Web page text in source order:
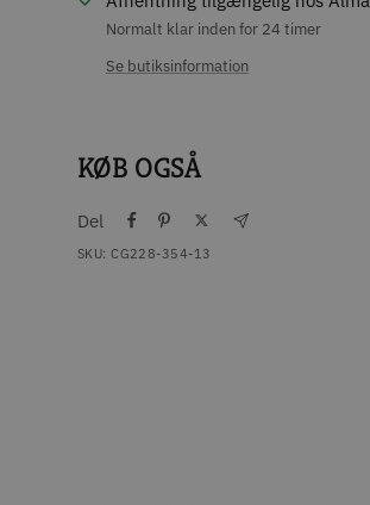
Normalt klar inden for 24 timer
Se butiksinformation
KØB OGSÅ
Del
SKU:CG228-354-13